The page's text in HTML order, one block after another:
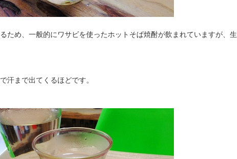
ため、一般的にワサビを使ったホットそば焼酎が飲まれていますが、生
汗まで出てくるほどです。